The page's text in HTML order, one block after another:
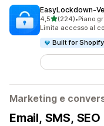
4,5stelle su 5
(224)
224 recensioni
•Piano
Limita accesso al
Built for Shopify
Marketing e
Email, SMS,